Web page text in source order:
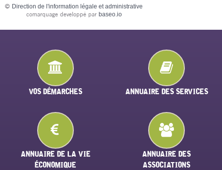
© Direction de l'information légale et administrative
comarquage developpé par baseo.io
VOS DÉMARCHES ANNUAIRE DES SERVICES
ANNUAIRE DE LA VIE
ÉCONOMIQUE
ANNUAIRE DES
ASSOCIATIONS